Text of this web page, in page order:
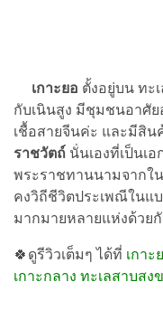
เกาะยอ ตั้งอยู่บน ทะ
กับเนินสูง มีชุมชนอาศั
เชื้อสายจีนค่ะ และมีสิน
ราชวัตถ์ นั่นเองที่เป็นเ
พระราชทานนามจากใ
คงวิถีชีวิตประเพณีในแบ
มากมายหลายแห่งด้วย
🍀ดูรีวิวเต็มๆ ได้ที่ เกา
เกาะกลาง ทะเลสาบสง